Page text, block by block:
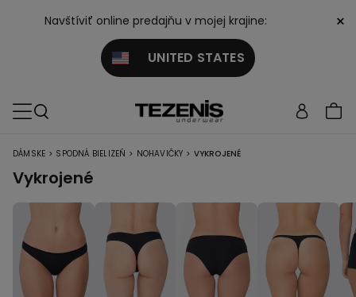
Navštíviť online predajňu v mojej krajine:
UNITED STATES
×
DÁMSKE > SPODNÁ BIELIZEŇ > NOHAVIČKY > VYKROJENÉ
Vykrojené